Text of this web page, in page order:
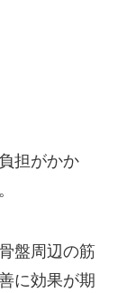
担がかか
盤周辺の筋
に効果が期